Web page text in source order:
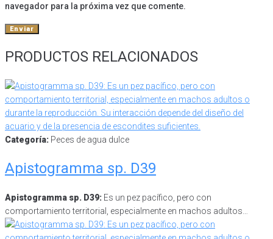
navegador para la próxima vez que comente.
PRODUCTOS RELACIONADOS
Categoría: Peces de agua dulce
Apistogramma sp. D39
Apistogramma sp. D39: Es un pez pacífico, pero con
comportamiento territorial, especialmente en machos adultos…